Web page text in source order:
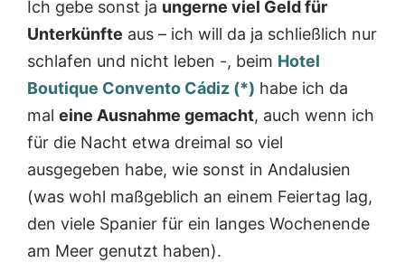
Ich gebe sonst ja ungerne viel Geld für
Unterkünfte aus – ich will da ja schließlich nur
schlafen und nicht leben -, beim Hotel
Boutique Convento Cádiz (*) habe ich da
mal eine Ausnahme gemacht, auch wenn ich
für die Nacht etwa dreimal so viel
ausgegeben habe, wie sonst in Andalusien
(was wohl maßgeblich an einem Feiertag lag,
den viele Spanier für ein langes Wochenende
am Meer genutzt haben).